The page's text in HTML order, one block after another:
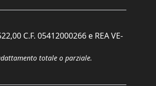
C.F. 05412000266 e REA VE-
totale o parziale.